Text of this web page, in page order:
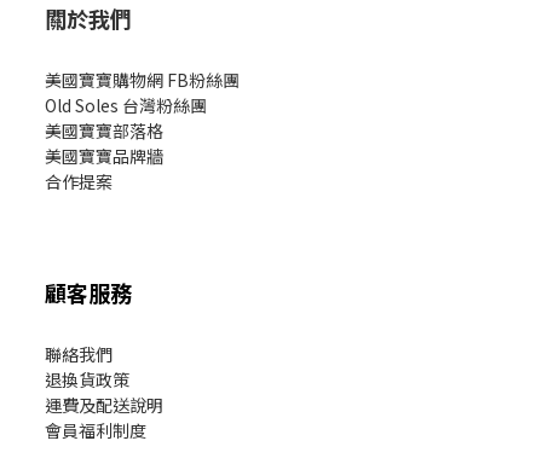
關於我們
美國寶寶購物網 FB粉絲團
Old Soles 台灣粉絲團
美國寶寶部落格
美國寶寶品牌牆
合作提案
顧客服務
聯絡我們
退換貨政策
運費及配送說明
會員福利制度